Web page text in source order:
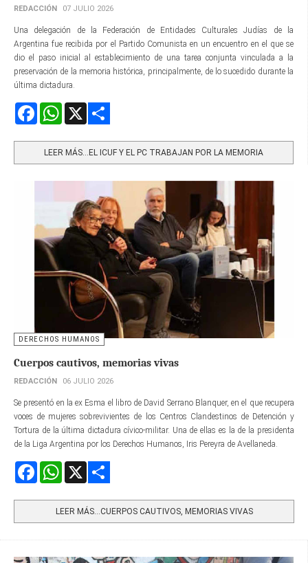
REDACCIÓN 07 JULIO 2026
Una delegación de la Federación de Entidades Culturales Judías de la
Argentina fue recibida por el Partido Comunista en un encuentro en el que se
dio el paso inicial al establecimiento de una tarea conjunta vinculada a la
preservación de la memoria histórica, principalmente, de lo sucedido durante la
última dictadura.
FacebookWhatsApp
LEER MÁS…EL ICUF Y EL PC TRABAJAN POR LA MEMORIA
DERECHOS HUMANOS
Cuerpos cautivos, memorias vivas
REDACCIÓN 06 JULIO 2026
Se presentó en la ex Esma el libro de David Serrano Blanquer, en el que recupera
voces de mujeres sobrevivientes de los Centros Clandestinos de Detención y
Tortura de la última dictadura cívico-militar. Una de ellas es la de la presidenta
de la Liga Argentina por los Derechos Humanos, Iris Pereyra de Avellaneda.
FacebookWhatsApp
LEER MÁS…CUERPOS CAUTIVOS, MEMORIAS VIVAS